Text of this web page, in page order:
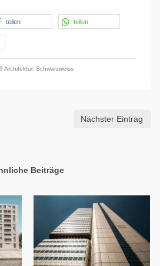
teilen teilen
Architektur, Schwarzweiss
Nächster Eintrag
Beiträge